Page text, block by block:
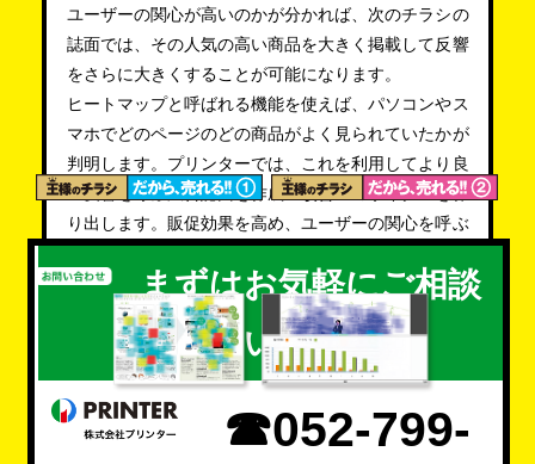
まずはお気軽にご相談
ください。
☎052-799-
ユーザーの関心が高いのかが分かれば、次のチラシの
誌面では、その人気の高い商品を大きく掲載して反響
をさらに大きくすることが可能になります。
ヒートマップと呼ばれる機能を使えば、パソコンやス
マホでどのページのどの商品がよく見られていたかが
判明します。プリンターでは、これを利用してより良
い反響を呼ぶ広告誌面を作成～改善～のサイクルを作
り出します。販促効果を高め、ユーザーの関心を呼ぶ
広告を作成します。